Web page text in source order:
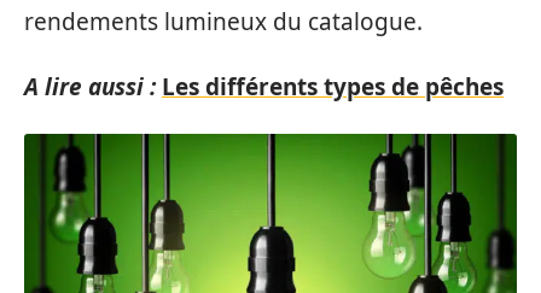
rendements lumineux du catalogue.
A lire aussi : Les différents types de pêches